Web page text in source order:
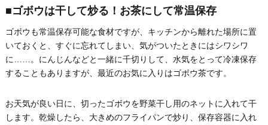
■ゴボウは干して炒る！お茶にして常温保存
ゴボウも常温保存可能な食材ですが、キッチンから離れた場所に置
いておくと、すぐに忘れてしまい、気がついたときにはシワシワ
に……。にんじんなどと一緒に千切りして、水気をとって冷凍保存
することもありますが、最近のお気に入りはゴボウ茶です。
お天気が良い日に、切ったゴボウを野菜干し用のネットに入れて干
します。乾燥したら、大きめのフライパンで炒り、保存容器に入れ